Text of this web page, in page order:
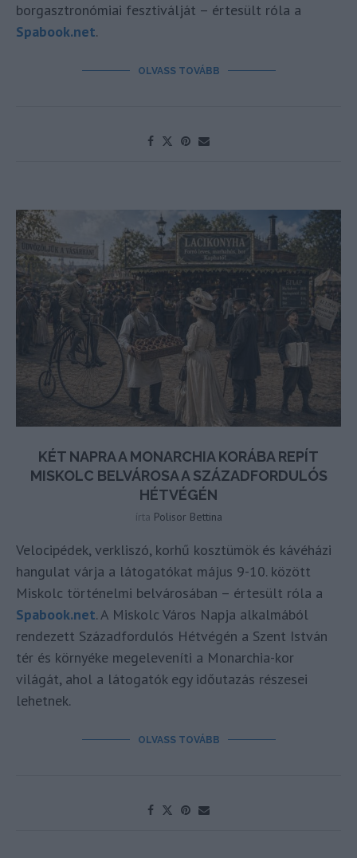
borgasztronómiai fesztiválját – értesült róla a
Spabook.net.
OLVASS TOVÁBB
KÉT NAPRA A MONARCHIA KORÁBA REPÍT
MISKOLC BELVÁROSA A SZÁZADFORDULÓS
HÉTVÉGÉN
írta Polisor Bettina
Velocipédek, verkliszó, korhű kosztümök és kávéházi
hangulat várja a látogatókat május 9-10. között
Miskolc történelmi belvárosában – értesült róla a
Spabook.net. A Miskolc Város Napja alkalmából
rendezett Századfordulós Hétvégén a Szent István
tér és környéke megeleveníti a Monarchia-kor
világát, ahol a látogatók egy időutazás részesei
lehetnek.
OLVASS TOVÁBB